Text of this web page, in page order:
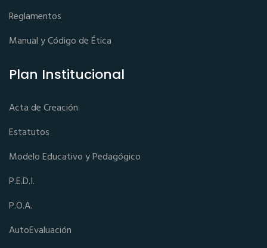
Reglamentos
Manual y Código de Ética
Plan Institucional
Acta de Creación
Estatutos
Modelo Educativo y Pedagógico
P.E.D.I.
P.O.A.
AutoEvaluación